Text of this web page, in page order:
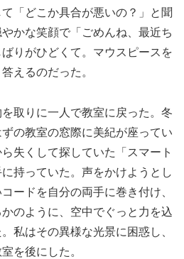
「どこか具合が悪いの？」と聞
かな笑顔で「ごめんね、最近ち
りがひどくて。マウスピースを
えるのだった。
取りに一人で教室に戻った。冬
の教室の窓際に美紀が座ってい
失くして探していた「スマート
持っていた。声をかけようとし
ードを自分の両手に巻き付け、
のように、空中でぐっと力を込
私はその異様な光景に困惑し、
を後にした。